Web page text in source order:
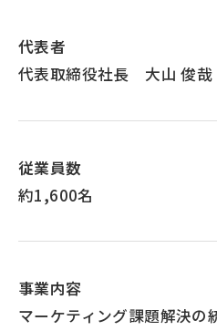
代表者
代表取締役社長 大山 俊哉
従業員数
約1,600名
事業内容
マーケティング課題解決の